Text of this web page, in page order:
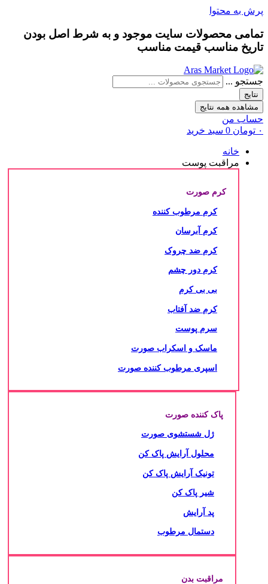
پرش به محتوا
تمامی محصولات سایت موجود و به شرط اصل بودن
تاریخ مناسب قیمت مناسب
جستجو ...
نتایج
مشاهده همه نتایج
حساب من
۰ تومان 0 سبد خرید
خانه
مراقبت پوست
کرم صورت
کرم مرطوب کننده
کرم آبرسان
کرم ضد چروک
کرم دور چشم
بی بی کرم
کرم ضد آفتاب
سرم پوست
ماسک و اسکراب صورت
اسپری مرطوب کننده صورت
پاک کننده صورت
ژل شستشوی صورت
محلول آرایش پاک کن
تونیک آرایش پاک کن
شیر پاک کن
پد آرایش
دستمال مرطوب
مراقبت بدن